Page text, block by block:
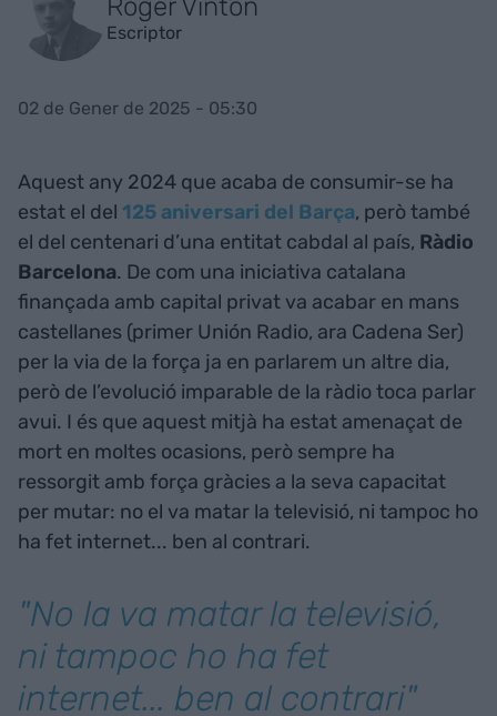
Roger Vinton
Escriptor
02 de Gener de 2025 - 05:30
Aquest any 2024 que acaba de consumir-se ha
estat el del 125 aniversari del Barça, però també
el del centenari d’una entitat cabdal al país, Ràdio
Barcelona. De com una iniciativa catalana
finançada amb capital privat va acabar en mans
castellanes (primer Unión Radio, ara Cadena Ser)
per la via de la força ja en parlarem un altre dia,
però de l’evolució imparable de la ràdio toca parlar
avui. I és que aquest mitjà ha estat amenaçat de
mort en moltes ocasions, però sempre ha
ressorgit amb força gràcies a la seva capacitat
per mutar: no el va matar la televisió, ni tampoc ho
ha fet internet... ben al contrari.
"No la va matar la televisió,
ni tampoc ho ha fet
internet... ben al contrari"